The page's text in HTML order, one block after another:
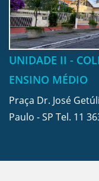
UNIDADE II -
ENSINO MÉDIO
Praça Dr. José
Paulo - SP Tel. 11